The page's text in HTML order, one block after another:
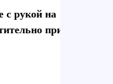
с рукой на
при